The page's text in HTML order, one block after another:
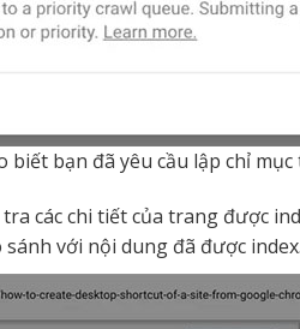
biết bạn đã yêu cầu lập chỉ
các chi tiết của trang được
với nội dung đã được index.